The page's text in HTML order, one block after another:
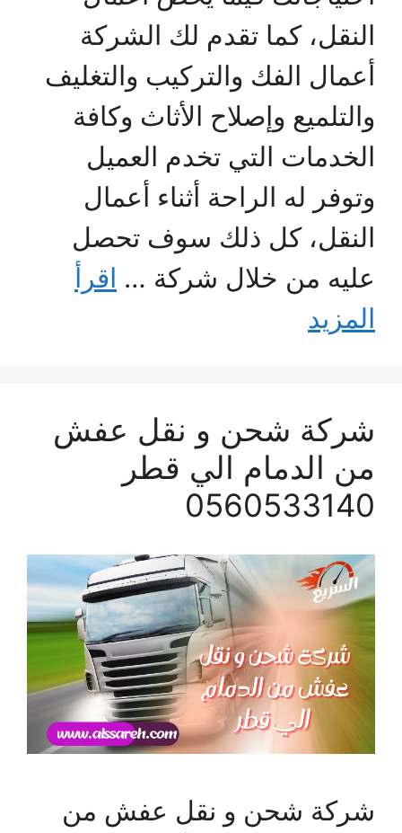
النقل، كما تقدم لك الشركة
أعمال الفك والتركيب والتغليف
والتلميع وإصلاح الأثاث وكافة
الخدمات التي تخدم العميل
وتوفر له الراحة أثناء أعمال
النقل، كل ذلك سوف تحصل
عليه من خلال شركة … اقرأ
المزيد
شركة شحن و نقل عفش
من الدمام الي قطر
0560533140
شركة شحن و نقل عفش من